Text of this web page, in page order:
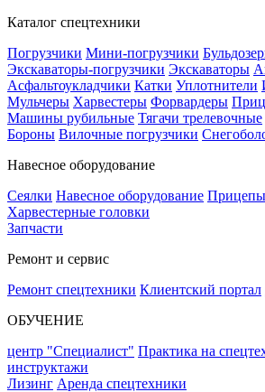
Каталог спецтехники
Погрузчики Мини-погрузчики
Экскаваторы-погрузчики Экскаваторы
Асфальтоукладчики Катки Уплотнители
Мульчеры Харвестеры Форвардеры
Машины рубильные Тягачи трелевочные
Бороны Вилочные погрузчики
Навесное оборудование
Сеялки Навесное оборудование Прицепы
Харвестерные головки
Запчасти
Ремонт и сервис
Ремонт спецтехники Клиентский портал
ОБУЧЕНИЕ
центр "Специалист" Практика на
инструктажи
Лизинг Аренда спецтехники